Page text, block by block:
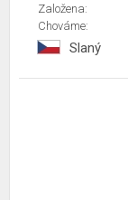
Založena:
Chováme:
Slaný